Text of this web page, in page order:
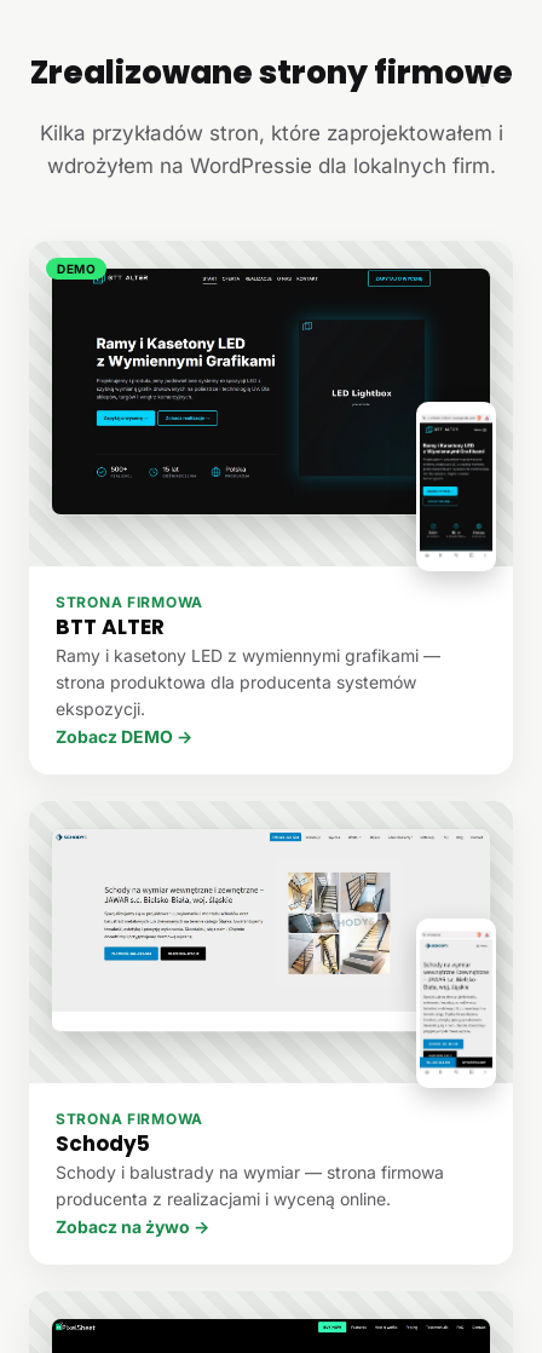
+
Zrealizowane strony firmowe
Kilka przykładów stron, które zaprojektowałem i
wdrożyłem na WordPressie dla lokalnych firm.
DEMO
STRONA FIRMOWA
BTT ALTER
Ramy i kasetony LED z wymiennymi grafikami —
strona produktowa dla producenta systemów
ekspozycji.
Zobacz DEMO →
STRONA FIRMOWA
Schody5
Schody i balustrady na wymiar — strona firmowa
producenta z realizacjami i wyceną online.
Zobacz na żywo →